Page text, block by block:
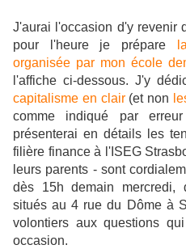
J'aurai l'occasion d'y revenir
pour l'heure je prépare
organisée par mon école
l'affiche ci-dessous. J'y
capitalisme en clair (et non
comme indiqué par
présenterai en détails les
filière finance à l'ISEG
leurs parents - sont
dès 15h demain
situés au 4 rue du Dôme à
volontiers aux questions
occasion.